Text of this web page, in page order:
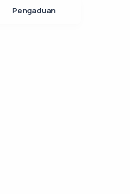
Pengaduan